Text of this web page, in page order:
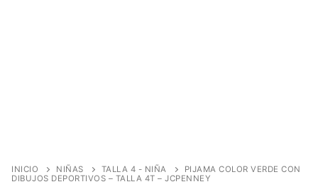
INICIO NIÑAS TALLA 4 - NIÑA
PIJAMA COLOR VERDE CON
DIBUJOS DEPORTIVOS – TALLA 4T – JCPENNEY